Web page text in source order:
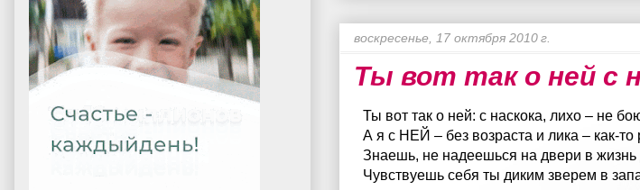
воскресенье, 17 октября 2010 г.
Ты вот так о ней с
Ты вот так о ней: с наскока, лихо – не
А я с НЕЙ – без возраста и лика – как-
Знаешь, не надеешься на двери в
Чувствуешь себя ты диким зверем в